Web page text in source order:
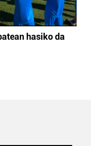
hasiko da